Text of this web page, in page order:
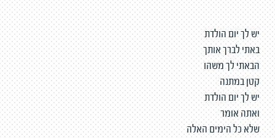
יש לך יום הולדת
באתי לברך אותך
הבאתי לך משהו
קטן במתנה
יש לך יום הולדת
ואתה אומר
שלא כל הימים האלה